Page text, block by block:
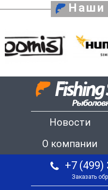
Наши
Новости
О компании
+7 (499)
Заказать